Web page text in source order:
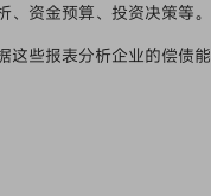
资金预算、投资决策等。
这些报表分析企业的偿债能